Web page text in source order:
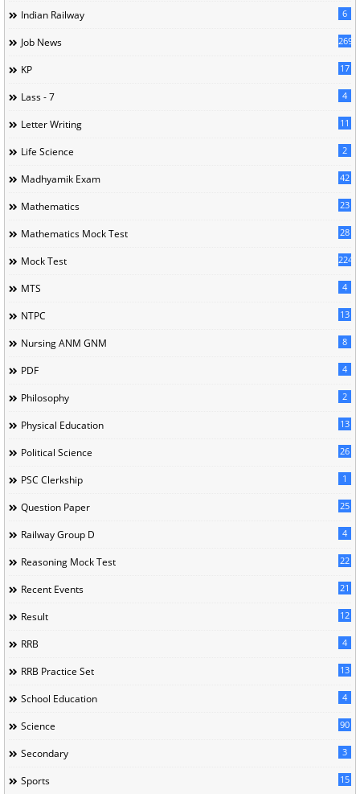
Indian Railway 6
Job News 269
KP 17
Lass - 7 4
Letter Writing 11
Life Science 2
Madhyamik Exam 42
Mathematics 23
Mathematics Mock Test 28
Mock Test 224
MTS 4
NTPC 13
Nursing ANM GNM 8
PDF 4
Philosophy 2
Physical Education 13
Political Science 26
PSC Clerkship 1
Question Paper 25
Railway Group D 4
Reasoning Mock Test 22
Recent Events 21
Result 12
RRB 4
RRB Practice Set 13
School Education 4
Science 90
Secondary 3
Sports 15